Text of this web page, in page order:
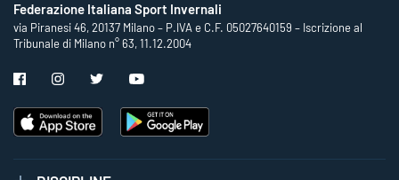
Federazione Italiana Sport Invernali
via Piranesi 46, 20137 Milano – P.IVA e C.F. 05027640159 – Iscrizione al
Tribunale di Milano n° 63, 11.12.2004